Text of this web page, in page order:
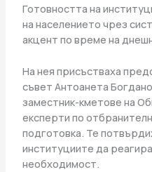
Готовността на
на населението чрез
акцент по време на
На нея присъстваха
съвет Антоанета
заместник-кметове на
експерти по
подготовка. Те
институциите да
необходимост.